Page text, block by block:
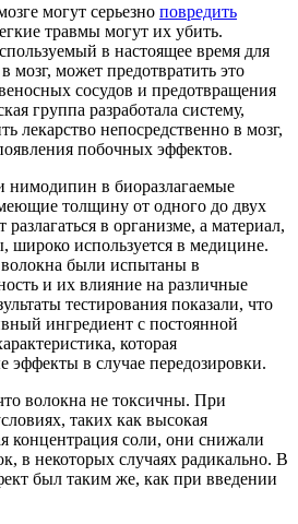
могут серьезно повредить
травмы могут их убить.
в настоящее время для
мозг, может предотвратить это
сосудов и предотвращения
группа разработала систему,
лекарство непосредственно в мозг,
побочных эффектов.
нимодипин в биоразлагаемые
толщину от одного до двух
в организме, а материал,
широко используется в медицине.
были испытаны в
и их влияние на различные
тестирования показали, что
ингредиент с постоянной
которая
эффекты в случае передозировки.
волокна не токсичны. При
таких как высокая
концентрация соли, они снижали
в некоторых случаях радикально. В
был таким же, как при введении